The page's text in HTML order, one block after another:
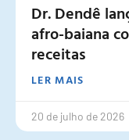
Dr. Dendê
afro-baiana
receitas
LER MAIS
20 de julho de 2026